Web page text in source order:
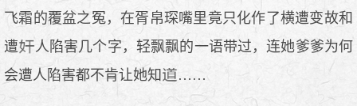
飞霜的覆盆之冤，在胥帛琛嘴里竟只化作了横遭变故和
遭
人陷害几个字，轻飘飘的一语带过，连她爹爹为何
会遭人陷害都不肯让她知
……